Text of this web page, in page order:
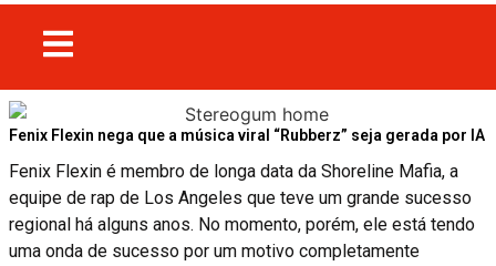
Fenix ​​Flexin nega que a música viral “Rubberz” seja gerada por IA
Fenix ​​​​Flexin é membro de longa data da Shoreline Mafia, a
equipe de rap de Los Angeles que teve um grande sucesso
regional há alguns anos. No momento, porém, ele está tendo
uma onda de sucesso por um motivo completamente